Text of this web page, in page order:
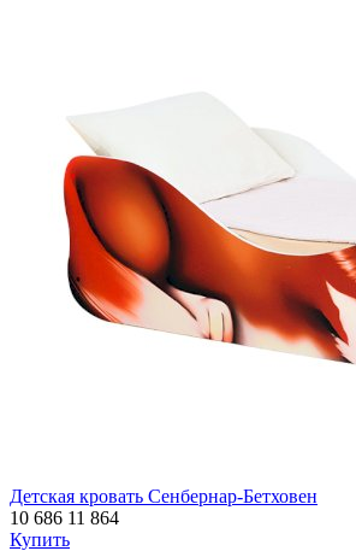
Детская кровать Сенбернар-Бетховен
10 686 11 864
Купить